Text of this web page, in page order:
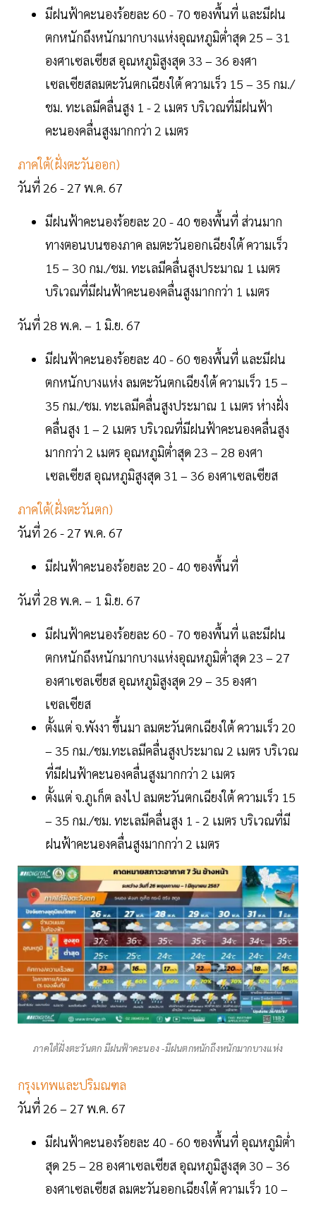
มีฝนฟ้าคะนองร้อยละ 60 - 70 ของพื้นที่ และมีฝน
ตกหนักถึงหนักมากบางแห่งอุณหภูมิต่ำสุด 25 – 31
องศาเซลเซียส อุณหภูมิสูงสุด 33 – 36 องศา
เซลเซียสลมตะวันตกเฉียงใต้ ความเร็ว 15 – 35 กม./
ชม. ทะเลมีคลื่นสูง 1 - 2 เมตร บริเวณที่มีฝนฟ้า
คะนองคลื่นสูงมากกว่า 2 เมตร
ภาคใต้(ฝั่งตะวันออก)
วันที่ 26 - 27 พ.ค. 67
มีฝนฟ้าคะนองร้อยละ 20 - 40 ของพื้นที่ ส่วนมาก
ทางตอนบนของภาค ลมตะวันออกเฉียงใต้ ความเร็ว
15 – 30 กม./ชม. ทะเลมีคลื่นสูงประมาณ 1 เมตร
บริเวณที่มีฝนฟ้าคะนองคลื่นสูงมากกว่า 1 เมตร
วันที่ 28 พ.ค. – 1 มิ.ย. 67
มีฝนฟ้าคะนองร้อยละ 40 - 60 ของพื้นที่ และมีฝน
ตกหนักบางแห่ง ลมตะวันตกเฉียงใต้ ความเร็ว 15 –
35 กม./ชม. ทะเลมีคลื่นสูงประมาณ 1 เมตร ห่างฝั่ง
คลื่นสูง 1 – 2 เมตร บริเวณที่มีฝนฟ้าคะนองคลื่นสูง
มากกว่า 2 เมตร อุณหภูมิต่ำสุด 23 – 28 องศา
เซลเซียส อุณหภูมิสูงสุด 31 – 36 องศาเซลเซียส
ภาคใต้(ฝั่งตะวันตก)
วันที่ 26 - 27 พ.ค. 67
มีฝนฟ้าคะนองร้อยละ 20 - 40 ของพื้นที่
วันที่ 28 พ.ค. – 1 มิ.ย. 67
มีฝนฟ้าคะนองร้อยละ 60 - 70 ของพื้นที่ และมีฝน
ตกหนักถึงหนักมากบางแห่งอุณหภูมิต่ำสุด 23 – 27
องศาเซลเซียส อุณหภูมิสูงสุด 29 – 35 องศา
เซลเซียส
ตั้งแต่ จ.พังงา ขึ้นมา ลมตะวันตกเฉียงใต้ ความเร็ว 20
– 35 กม./ชม.ทะเลมีคลื่นสูงประมาณ 2 เมตร บริเวณ
ที่มีฝนฟ้าคะนองคลื่นสูงมากกว่า 2 เมตร
ตั้งแต่ จ.ภูเก็ต ลงไป ลมตะวันตกเฉียงใต้ ความเร็ว 15
– 35 กม./ชม. ทะเลมีคลื่นสูง 1 - 2 เมตร บริเวณที่มี
ฝนฟ้าคะนองคลื่นสูงมากกว่า 2 เมตร
ภาคใต้ฝั่งตะวันตก มีฝนฟ้าคะนอง -มีฝนตกหนักถึงหนักมากบางแห่ง
กรุงเทพและปริมณฑล
วันที่ 26 – 27 พ.ค. 67
มีฝนฟ้าคะนองร้อยละ 40 - 60 ของพื้นที่ อุณหภูมิต่ำ
สุด 25 – 28 องศาเซลเซียส อุณหภูมิสูงสุด 30 – 36
องศาเซลเซียส ลมตะวันออกเฉียงใต้ ความเร็ว 10 –